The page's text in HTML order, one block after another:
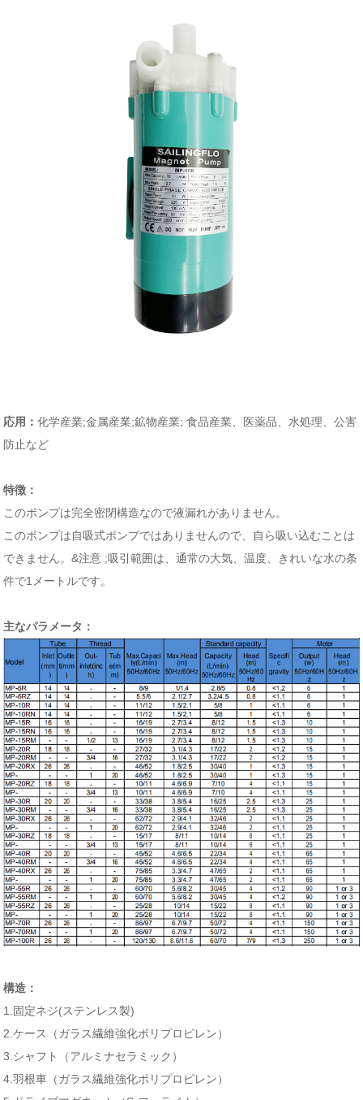
応用：化学産業;金属産業;鉱物産業; 食品産業、医薬品、水処理、公害
防止など
特徴：
このポンプは完全密閉構造なので液漏れがありません。
このポンプは自吸式ポンプではありませんので、自ら吸い込むことは
できません。&注意 ;吸引範囲は、通常の大気、温度、きれいな水の条
件で1メートルです。
主なパラメータ：
構造：
1.固定ネジ(ステンレス製)
2.ケース（ガラス繊維強化ポリプロピレン）
3.シャフト（アルミナセラミック）
4.羽根車（ガラス繊維強化ポリプロピレン）